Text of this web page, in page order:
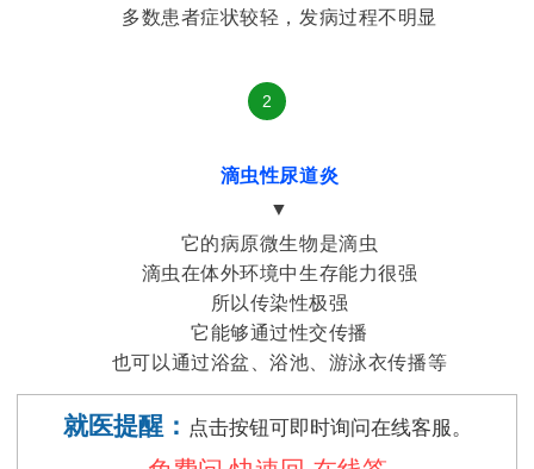
多数患者症状较轻，发病过程不明显
2
滴虫性尿道炎
▼
它的病原微生物是滴虫
滴虫在体外环境中生存能力很强
所以传染性极强
它能够通过性交传播
也可以通过浴盆、浴池、游泳衣传播等
就医提醒： 点击按钮可即时询问在线客服。